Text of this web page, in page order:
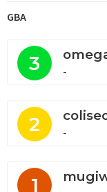
s
GBA
3 -
2 -
1